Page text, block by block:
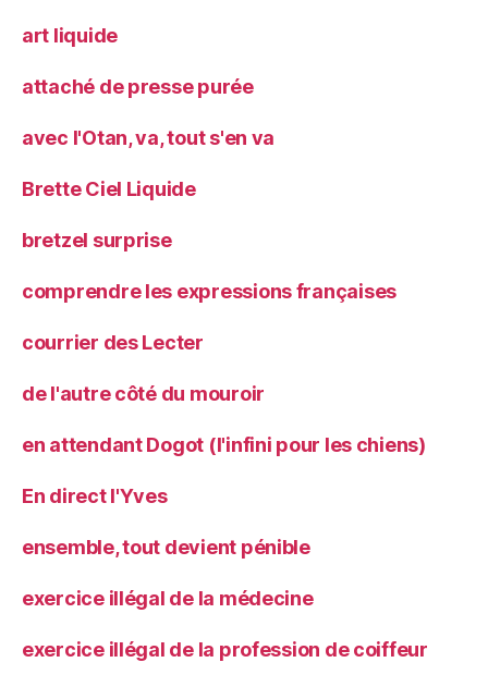
art liquide
attaché de presse purée
avec l'Otan, va, tout s'en va
Brette Ciel Liquide
bretzel surprise
comprendre les expressions françaises
courrier des Lecter
de l'autre côté du mouroir
en attendant Dogot (l'infini pour les chiens)
En direct l'Yves
ensemble, tout devient pénible
exercice illégal de la médecine
exercice illégal de la profession de coiffeur